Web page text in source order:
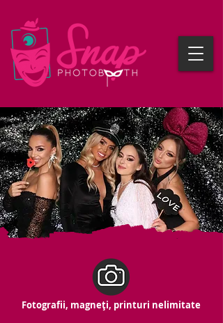
Fotografii, magneți, printuri nelimitate